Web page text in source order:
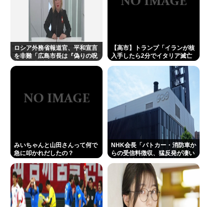
お前らが大排気量の車に乗らない理由www
秋田県職員がバスローブ姿でタバコを吸いながらオ
ンライン会見に どこのお貴族様だよw
僕「上の騒音が凄い」 管理会社「対応できません」
警察「対応できません」
佐藤二朗さんと橋本愛さん、騒動1ヶ月後にそれぞれ
SNS復帰し初ツイートが出揃う
みいちゃんと山田さんって何で急に叩かれだした
ケンコバ(略してケンドーコバヤシ)、コロナ後遺症で
炭酸を飲むとあばら骨がバキバキに折れる
林家パー子、認知症だった
Powered by livedoor 相互RSS
ロシア外務省報道官、平和宣言
を非難「広島市長は『偽りの呪
【高市】トランプ「イランが核
入手したら2分でイタリア滅亡
「でも核兵器実戦で使ったのお
みいちゃんと山田さんって何で
急に叩かれだしたの？
NHK会長「パトカー・消防車か
らの受信料徴収、猛反発が凄い